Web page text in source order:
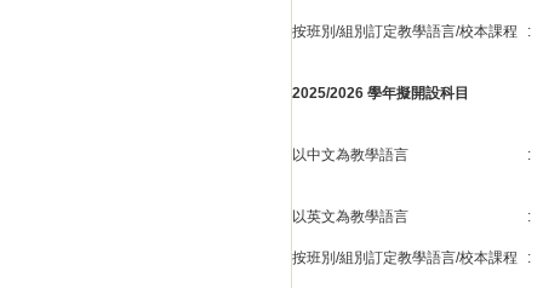
按班別/組別訂定教學語言/校本課程 :
2025/2026 學年擬開設科目
以中文為教學語言 :
以英文為教學語言 :
按班別/組別訂定教學語言/校本課程 :